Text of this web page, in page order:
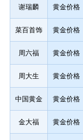
谢瑞麟 黄金价格
菜百首饰 黄金价格
周六福 黄金价格
周大生 黄金价格
中国黄金 黄金价格
金大福 黄金价格